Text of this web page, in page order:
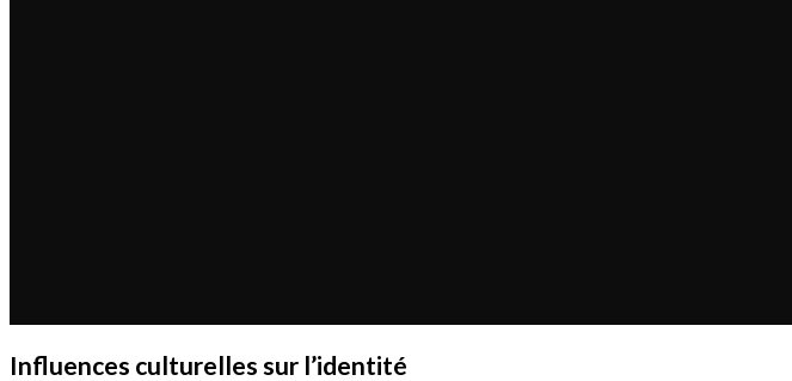
Influences culturelles sur l’identité